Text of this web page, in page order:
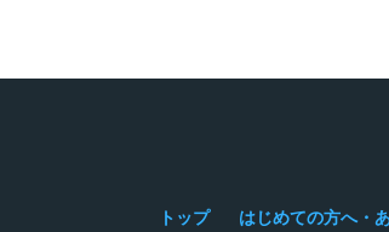
トップ はじめての方へ・